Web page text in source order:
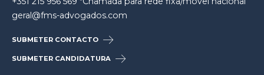
geral@fms-advogados.com
SUBMETER CONTACTO
SUBMETER CANDIDATURA